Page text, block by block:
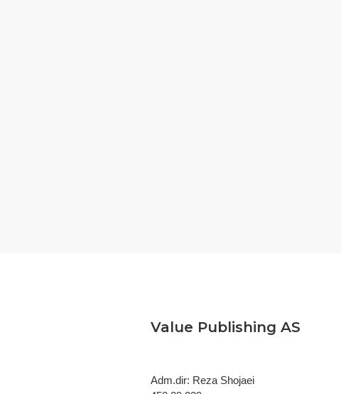
Value Publishing AS
Adm.dir: Reza Shojaei